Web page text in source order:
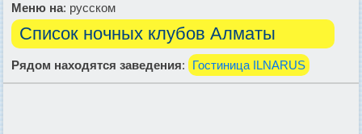
Меню на: русском
Список ночных клубов Алматы
Рядом находятся заведения: Гостиница ILNARUS